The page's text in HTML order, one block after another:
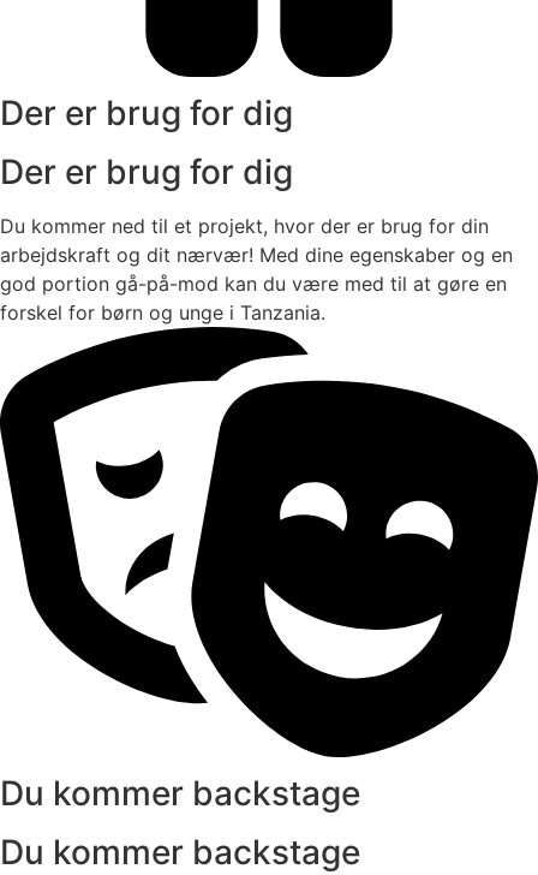
Der er brug for dig
Der er brug for dig
Du kommer ned til et projekt, hvor der er brug for din
arbejdskraft og dit nærvær! Med dine egenskaber og en
god portion gå-på-mod kan du være med til at gøre en
forskel for børn og unge i Tanzania.
Du kommer backstage
Du kommer backstage